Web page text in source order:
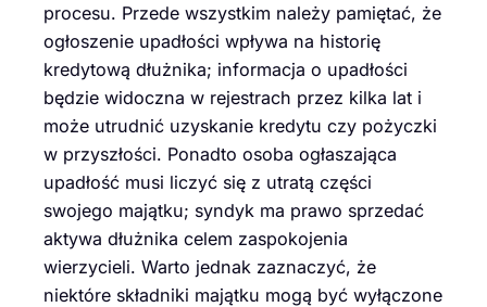
procesu. Przede wszystkim należy pamiętać, że
ogłoszenie upadłości wpływa na historię
kredytową dłużnika; informacja o upadłości
będzie widoczna w rejestrach przez kilka lat i
może utrudnić uzyskanie kredytu czy pożyczki
w przyszłości. Ponadto osoba ogłaszająca
upadłość musi liczyć się z utratą części
swojego majątku; syndyk ma prawo sprzedać
aktywa dłużnika celem zaspokojenia
wierzycieli. Warto jednak zaznaczyć, że
niektóre składniki majątku mogą być wyłączone